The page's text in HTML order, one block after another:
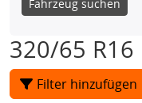
Fahrzeug suchen
320/65 R16
Filter hinzufügen